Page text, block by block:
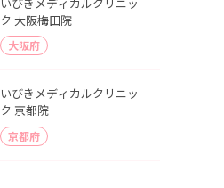
ク 大阪梅田院
大阪府
いびきメディカルクリニッ
ク 京都院
京都府